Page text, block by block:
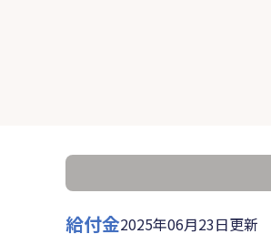
給付金2025年06月23日更新